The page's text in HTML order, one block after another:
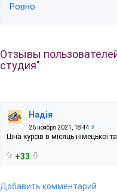
Ровно
Отзывы
студия"
Надія
26 ноября 2021, 18:44 #
Ціна курсів в місяць німецької
+33
Добавить комментарий